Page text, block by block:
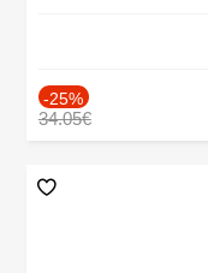
-25%
34.05€